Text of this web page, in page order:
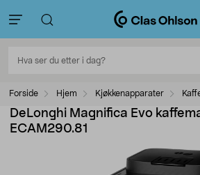
Forside Hjem Kjøkkenapparater
DeLonghi Magnifica Evo
ECAM290.81